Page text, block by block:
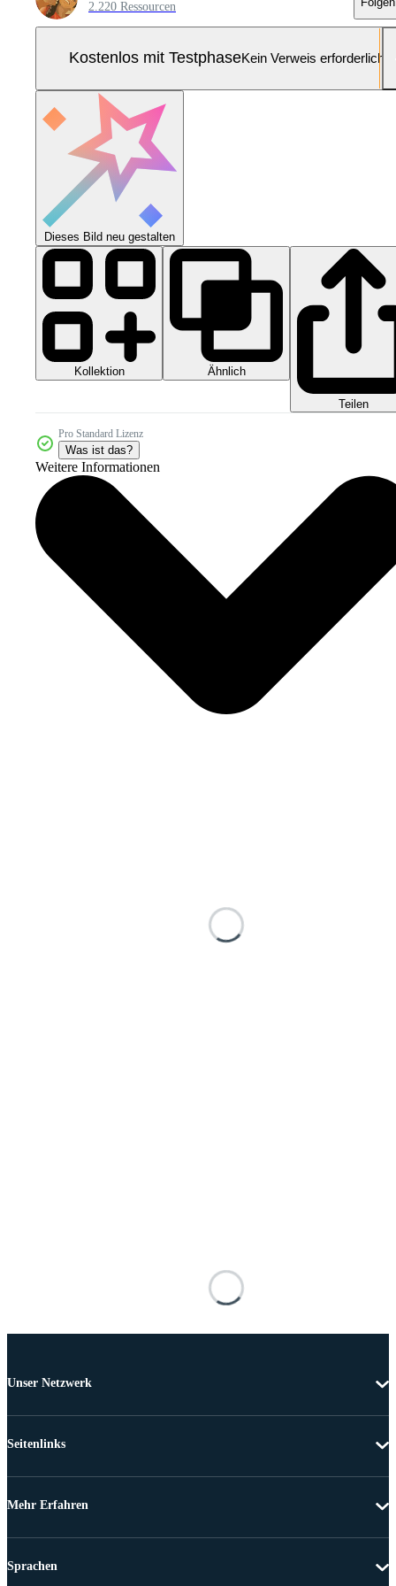
2.220 Ressourcen
Kostenlos mit TestphaseKein Verweis erforderlich
Dieses Bild neu gestalten
Kollektion Ähnlich
Teilen
Pro Standard Lizenz
Was ist das?
Weitere Informationen
Unser Netzwerk
Seitenlinks
Mehr Erfahren
Sprachen